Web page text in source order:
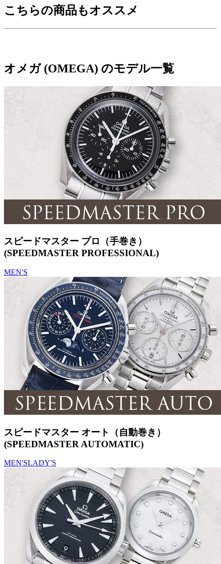
こちらの商品もオススメ
オメガ (OMEGA) のモデル一覧
スピードマスター プロ（手巻き）
(SPEEDMASTER PROFESSIONAL)
MEN'S
スピードマスター オート（自動巻き）
(SPEEDMASTER AUTOMATIC)
MEN'SLADY'S